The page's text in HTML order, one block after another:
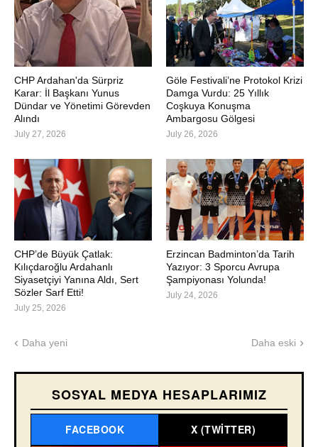
CHP Ardahan'da Sürpriz
Karar: İl Başkanı Yunus
Dündar ve Yönetimi Görevden
Alındı
July 27, 2026
Göle Festivali’ne Protokol Krizi
Damga Vurdu: 25 Yıllık
Coşkuya Konuşma
Ambargosu Gölgesi
July 26, 2026
CHP’de Büyük Çatlak:
Kılıçdaroğlu Ardahanlı
Siyasetçiyi Yanına Aldı, Sert
Sözler Sarf Etti!
July 25, 2026
Erzincan Badminton’da Tarih
Yazıyor: 3 Sporcu Avrupa
Şampiyonası Yolunda!
July 24, 2026
Daha yeni Daha eski
SOSYAL MEDYA HESAPLARIMIZ
FACEBOOK X (TWITTER)